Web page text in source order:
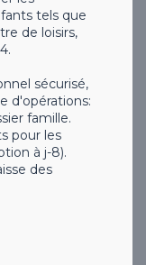
tels que
de loisirs,
sécurisé,
d'opérations:
famille.
pour les
à j-8).
des